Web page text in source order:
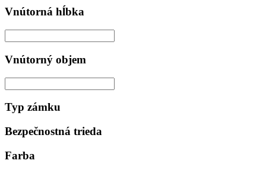
Vnútorná hĺbka
Vnútorný objem
Typ zámku
Bezpečnostná trieda
Farba